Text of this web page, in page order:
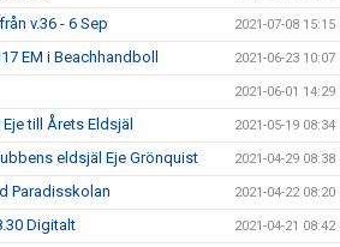
v.36 - 6 Sep 2021-07-08 15:15
EM i Beachhandboll 2021-06-23 10:07
2021-06-01 14:29
till Årets Eldsjäl 2021-05-19 08:34
eldsjäl Eje Grönquist 2021-04-29 08:38
Paradisskolan 2021-04-22 08:20
Digitalt 2021-04-21 08:42